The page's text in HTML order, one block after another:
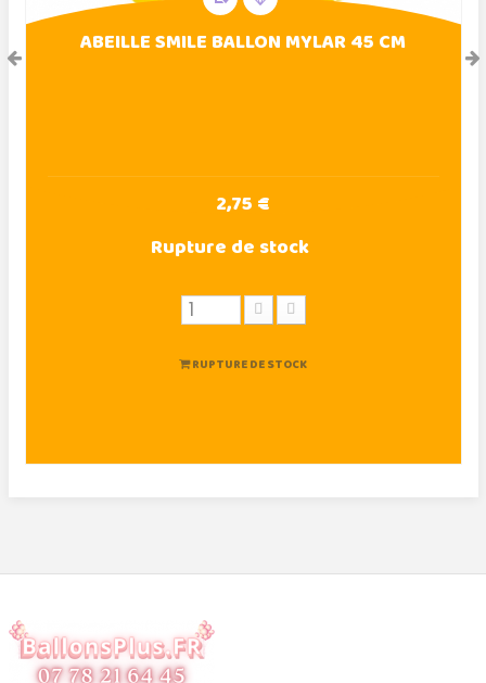
ABEILLE SMILE BALLON MYLAR 45 CM
2,75 €
Rupture de stock
RUPTURE DE STOCK